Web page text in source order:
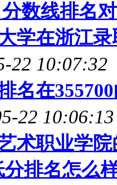
数线排名
学在浙江
22 10:07:32
名在
22 10:06:13
术职业学
分排名怎么